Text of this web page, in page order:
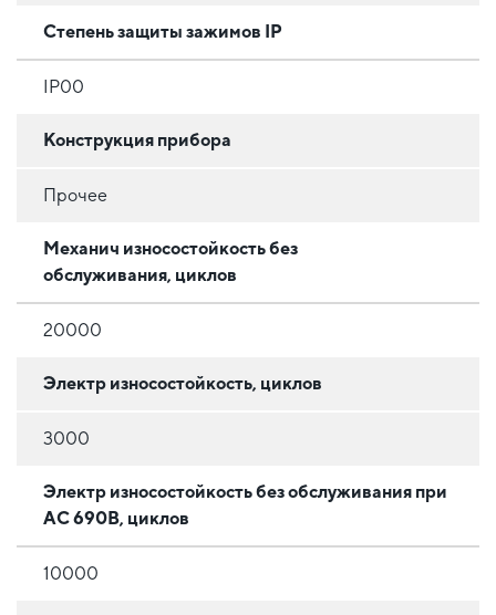
Степень защиты зажимов IP
IP00
Конструкция прибора
Прочее
Механич износостойкость без
обслуживания, циклов
20000
Электр износостойкость, циклов
3000
Электр износостойкость без обслуживания при
АС 690В, циклов
10000